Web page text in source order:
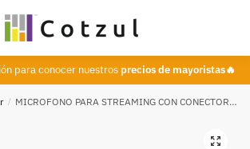
para conocer nuestros precios de mayoristas🔥
/ MICROFONO PARA STREAMING CON CONECTOR USB
🔍